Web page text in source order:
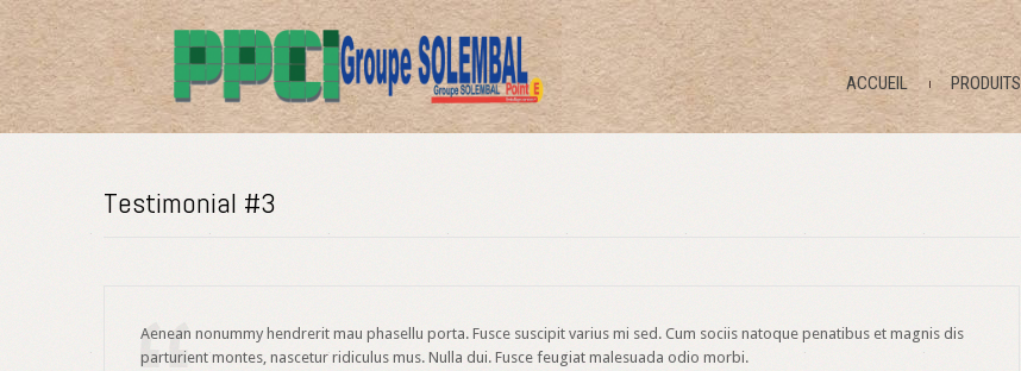
ACCUEIL PRODUITS
Testimonial #3
Aenean nonummy hendrerit mau phasellu porta. Fusce suscipit varius mi sed. Cum sociis natoque penatibus et magnis dis
parturient montes, nascetur ridiculus mus. Nulla dui. Fusce feugiat malesuada odio morbi.